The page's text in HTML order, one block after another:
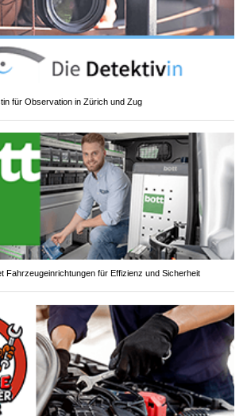
für Observation in Zürich und Zug
Fahrzeugeinrichtungen für Effizienz und Sicherheit